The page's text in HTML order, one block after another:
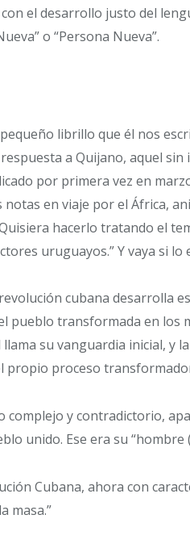
el desarrollo justo del
o “Persona Nueva”.
librillo que él nos
a Quijano, aquel
por primera vez en
notas en viaje por el África,
hacerlo tratando el
uruguayos.” Y vaya si lo
cubana desarrolla
pueblo transformada en los
su vanguardia inicial, y
propio proceso
complejo y contradictorio,
unido. Ese era su “hombre
Cubana, ahora con
masa.”